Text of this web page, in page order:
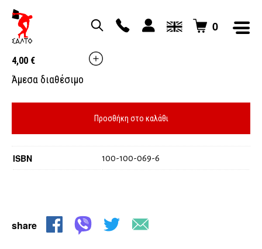
0
ΚΑΝΟΝΙΣΜΟΣ ΠΑΙΧΝΙΔΙΟΥ ΧΕΙΡΟΣΦΑΙΡΙΣΗΣ
4,00 €
Άμεσα διαθέσιμο
Προσθήκη στο καλάθι
ISBN 100-100-069-6
share